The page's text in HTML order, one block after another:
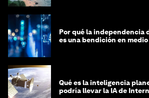
Por qué la independencia
es una bendición en
Qué es la inteligencia
podría llevar la IA de